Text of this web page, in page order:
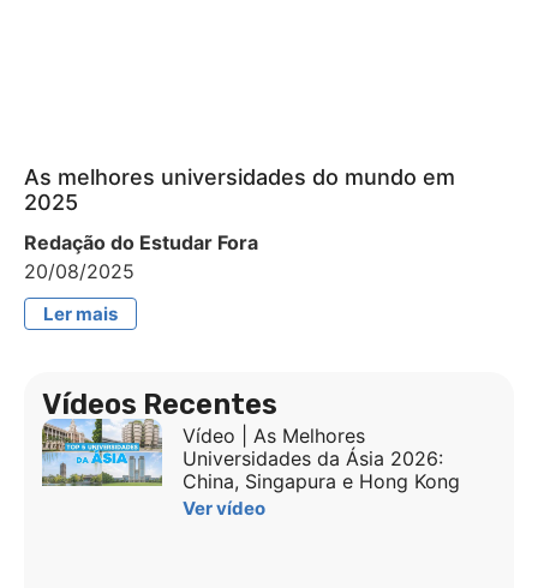
As melhores universidades do mundo em
2025
Redação do Estudar Fora
20/08/2025
Ler mais
Vídeos Recentes
Vídeo | As Melhores
Universidades da Ásia 2026:
China, Singapura e Hong Kong
Ver vídeo